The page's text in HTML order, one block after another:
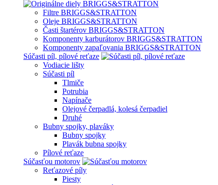
Filtre BRIGGS&STRATTON
Oleje BRIGGS&STRATTON
Časti štartérov BRIGGS&STRATTON
Komponenty karburátorov BRIGGS&STRATTON
Komponenty zapaľovania BRIGGS&STRATTON
Súčasti píl, pílové reťaze
Vodiacie lišty
Súčasti píl
Tlmiče
Potrubia
Napínače
Olejové čerpadlá, kolesá čerpadiel
Druhé
Bubny spojky, plaváky
Bubny spojky
Plavák bubna spojky
Pílové reťaze
Súčasťou motorov
Reťazové píly
Piesty